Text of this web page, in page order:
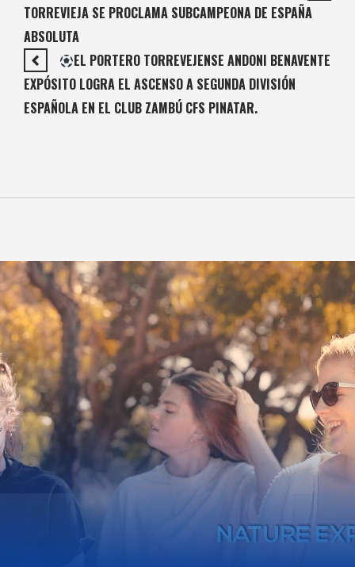
TORREVIEJA SE PROCLAMA SUBCAMPEONA DE ESPAÑA
ABSOLUTA
EL PORTERO TORREVEJENSE ANDONI BENAVENTE
EXPÓSITO LOGRA EL ASCENSO A SEGUNDA DIVISIÓN
ESPAÑOLA EN EL CLUB ZAMBÚ CFS PINATAR.